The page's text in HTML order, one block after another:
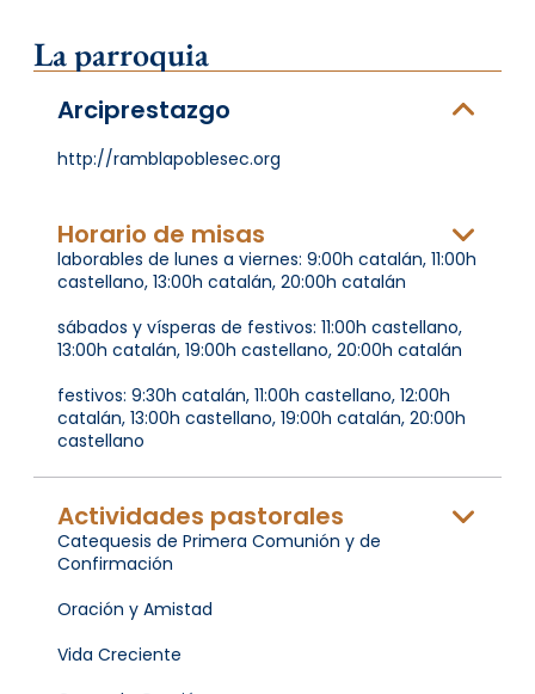
La parroquia
Arciprestazgo
http://ramblapoblesec.org
Horario de misas
laborables de lunes a viernes: 9:00h catalán, 11:00h
castellano, 13:00h catalán, 20:00h catalán
sábados y vísperas de festivos: 11:00h castellano,
13:00h catalán, 19:00h castellano, 20:00h catalán
festivos: 9:30h catalán, 11:00h castellano, 12:00h
catalán, 13:00h castellano, 19:00h catalán, 20:00h
castellano
Actividades pastorales
Catequesis de Primera Comunión y de
Confirmación
Oración y Amistad
Vida Creciente